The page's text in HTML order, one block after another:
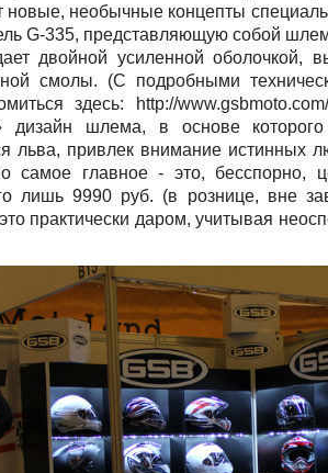
новые, необычные концепты
G-335, представляющую собой
двойной усиленной оболочкой,
смолы. (С подробными
здесь: http://
дизайн шлема, в основе
льва, привлек внимание истинных
самое главное - это, бесспорно,
лишь 9990 руб. (в рознице, вне
практически даром, учитывая